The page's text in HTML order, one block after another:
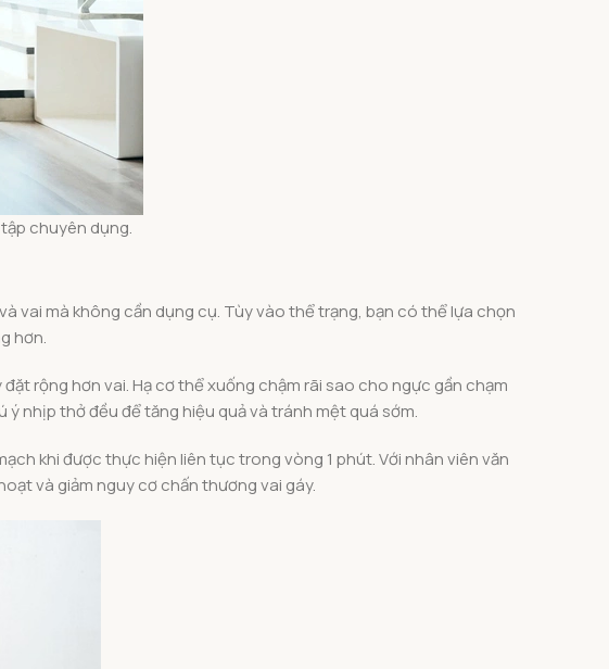
chuyên dụng.
vai mà không cần dụng cụ. Tùy vào thể trạng, bạn có thể lựa chọn
hơn.
rộng hơn vai. Hạ cơ thể xuống chậm rãi sao cho ngực gần chạm
ý nhịp thở đều để tăng hiệu quả và tránh mệt quá sớm.
khi được thực hiện liên tục trong vòng 1 phút. Với nhân viên văn
và giảm nguy cơ chấn thương vai gáy.